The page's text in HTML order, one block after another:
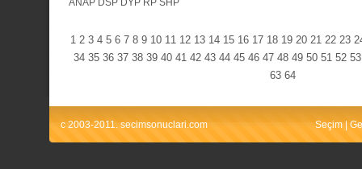
ANAP DSP DYP RP SHP
1 2 3 4 5 6 7 8 9 10 11 12 13 14 15 16 17 18 19 20 21 22 23
34 35 36 37 38 39 40 41 42 43 44 45 46 47 48 49 50 51 52 53
63 64
c 2003-2011. secimsonuclari.com Seçim |